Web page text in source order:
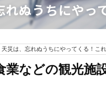
れぬうちにやっ
天災は、忘れぬうちにやってくる！こ
業などの観光施